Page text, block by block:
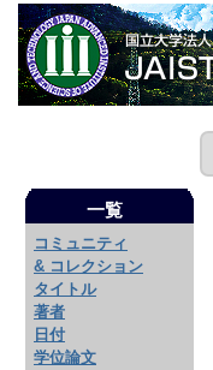
一覧
コミュニティ
& コレクション
タイトル
著者
日付
学位論文